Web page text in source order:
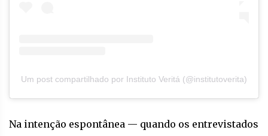
Um post compartilhado por Instituto Veritá (@institutoverita)
Na intenção espontânea — quando os entrevistados